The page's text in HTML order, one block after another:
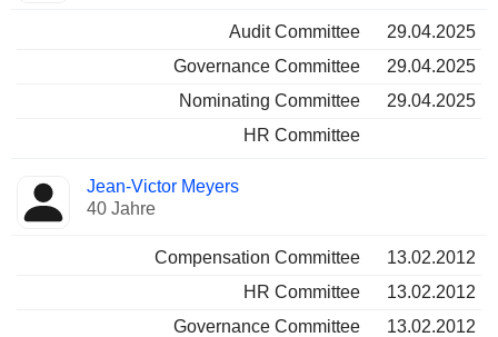
Audit Committee
29.04.2025
Governance Committee
29.04.2025
Nominating Committee
29.04.2025
HR Committee
Jean-Victor Meyers
40 Jahre
Compensation Committee
13.02.2012
HR Committee
13.02.2012
Governance Committee
13.02.2012